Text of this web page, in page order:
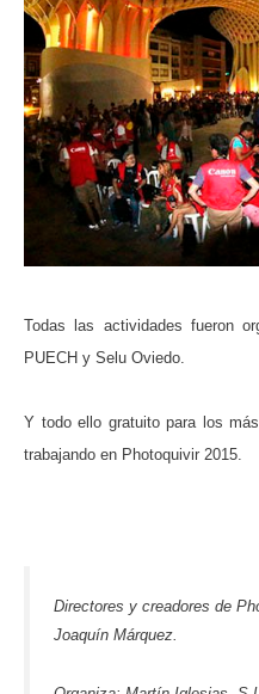
Todas las actividades fueron
PUECH y Selu Oviedo.
Y todo ello gratuito para los
trabajando en Photoquivir 2015.
Directores y creadores de
Joaquín Márquez.